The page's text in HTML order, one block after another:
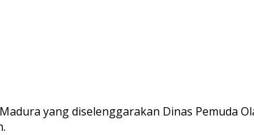
Madura yang diselenggarakan Dinas